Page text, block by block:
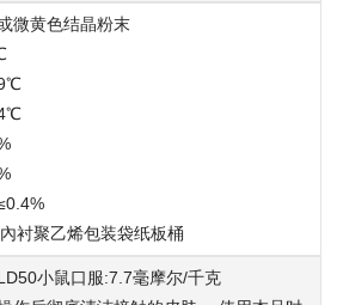
微黄色结晶粉末
衬聚乙烯包装袋纸板桶
小鼠口服:7.7毫摩尔/千克